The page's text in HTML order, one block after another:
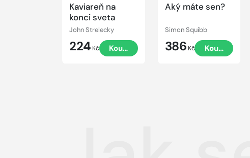
Kaviareň na
konci sveta
John Strelecky
224 Kč Koupit
Aký máte sen?
Simon Squibb
386 Kč Koupit